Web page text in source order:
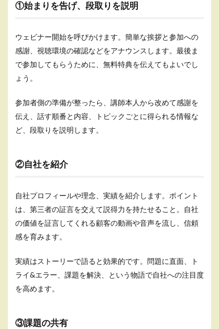
①始まりを告げ、段取りを説明
ウェビナー開始を呼びかけます。簡単な挨拶と参加への
感謝、視聴環境の確認などをアナウンスします。最後ま
で参加してもらうために、無料特典を伝えてもよいでし
ょう。
参加者側の準備が整ったら、講師本人から改めて感謝を
伝え、話す順番と内容、トピックごとに得られる情報な
ど、段取りを説明します。
②自社を紹介
自社プロフィールや理念、実績を紹介します。ポイント
は、第三者の証言を交えて説得力を持たせること。自社
の価値を証言してくれる顧客の動画や音声を流し、信頼
感を育みます。
実績はストーリーで語ると効果的です。問題に直面、ト
ライ&エラー、課題を解決、という物語で自社への注目度
を高めます。
③課題の共有